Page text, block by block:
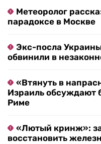
Метеоролог
парадоксе в Москве
Экс-посла
обвинили в
«Втянуть в
Израиль обсуждают
Риме
«Лютый кринж»:
восстановить